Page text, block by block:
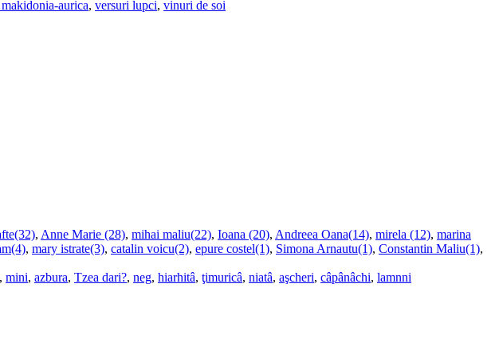
aurica, versuri lupci, vinuri de soi
, Anne Marie (28), mihai maliu(22), Ioana (20), Andreea Oana(14), mirela (12), marina
, mary istrate(3), catalin voicu(2), epure costel(1), Simona Arnautu(1), Constantin Maliu(1),
, mini, azbura, Tzea dari?, neg, hiarhitâ, ţimuricâ, niatâ, aşcheri, câpânâchi, lamnni